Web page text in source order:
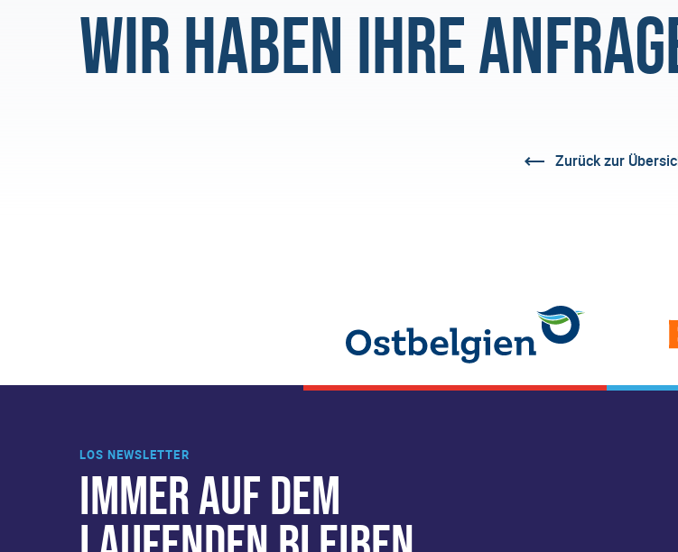
Wir haben Ihre
Zurück zur
LOS NEWSLETTER
IMMER AUF DEM